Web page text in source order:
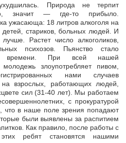
Природа не терпит
значит — где-то прибыло.
ужасающа: 18 литров алкоголя на
стариков, больных людей. И
лучше. Растет число алкоголиков,
психозов. Пьянство стало
времени. При всей нашей
злоупотребляет пивом,
нами случаев
на взрослых, работающих людей,
сил (31-40 лет). Мы работаем
с прокуратурой
что в наше поле зрения попадают
были выявлены за распитием
Как правило, после работы с
ребят становятся нашими